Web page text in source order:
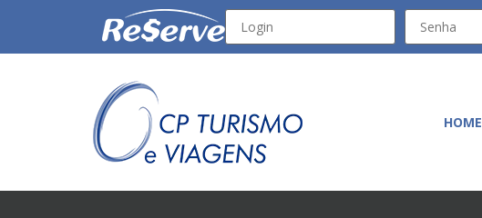
HOME